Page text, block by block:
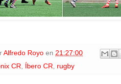
Alfredo Royo en 21:27:00
CR Íbero CR rugby